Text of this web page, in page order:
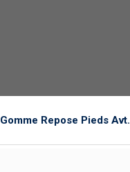
Gomme Repose Pieds